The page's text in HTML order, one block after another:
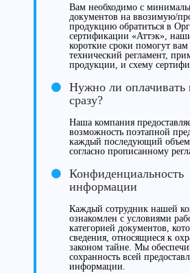
Вам необходимо с
документов на ввозимую/
продукцию обратиться в
сертификации «Аттэк»,
короткие сроки помогут вам
технический регламент,
продукции, и схему
Нужно ли
сразу?
Наша компания
возможность поэтапной
каждый последующий объем
согласно прописанному
Конфиденциальность
информации
Каждый сотрудник нашей
ознакомлен с условиями
категорией документов,
сведения, относящиеся к
законом тайне. Мы
сохранность всей
информации.